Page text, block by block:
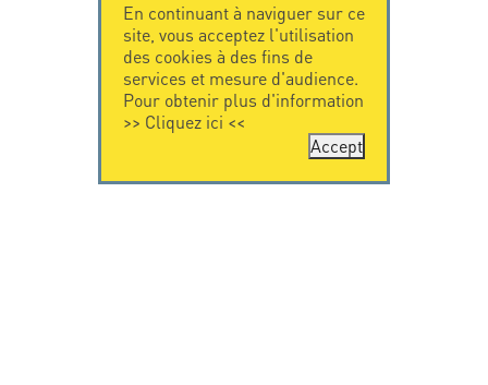
En continuant à naviguer sur ce
site, vous acceptez l'utilisation
des cookies à des fins de
services et mesure d'audience.
Pour obtenir plus d'information
>> Cliquez ici <<
Accept